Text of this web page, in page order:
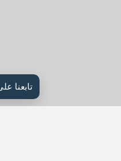
تابعنا